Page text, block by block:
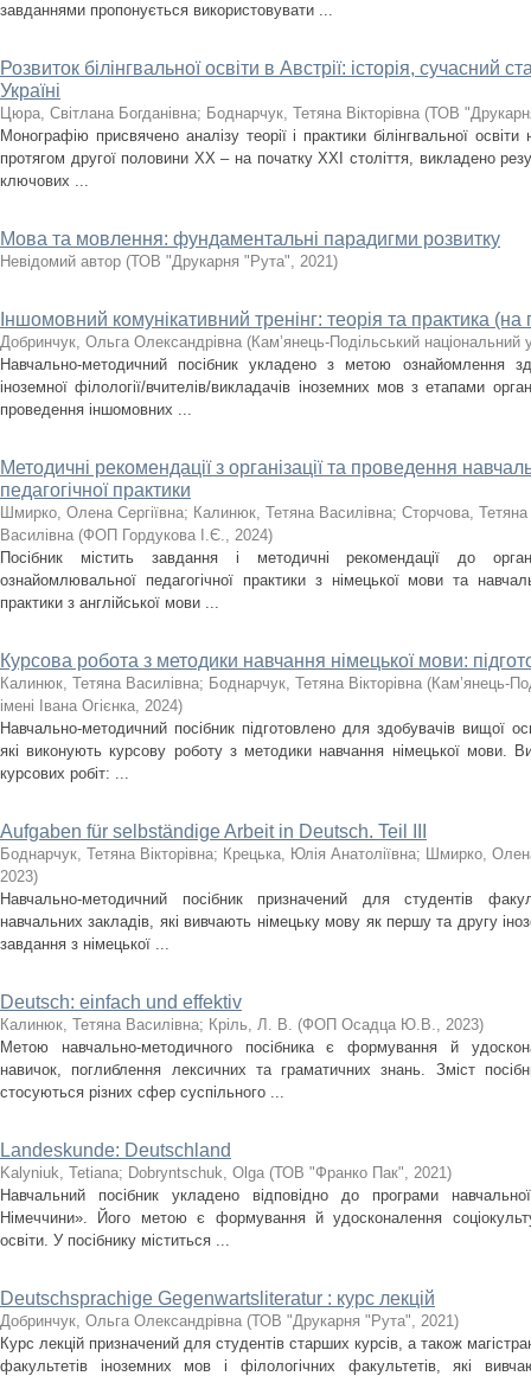
завданнями пропонується використовувати ...
Розвиток білінгвальної освіти в Австрії: історія, сучасний
Україні
Цюра, Світлана Богданівна; Боднарчук, Тетяна Вікторівна (ТОВ
Монографію присвячено аналізу теорії і практики білінгвальної
протягом другої половини ХХ – на початку ХХІ століття, викладено
ключових ...
Мова та мовлення: фундаментальні парадигми розвитку
Невідомий автор (ТОВ "Друкарня "Рута", 2021)
Іншомовний комунікативний тренінг: теорія та практика (на
Добринчук, Ольга Олександрівна (Кам’янець-Подільський національний
Навчально-методичний посібник укладено з метою ознайомлення
іноземної філології/вчителів/викладачів іноземних мов з етапами
проведення іншомовних ...
Методичні рекомендації з організації та проведення
педагогічної практики
Шмирко, Олена Сергіївна; Калинюк, Тетяна Василівна; Сторчова,
Василівна (ФОП Гордукова І.Є., 2024)
Посібник містить завдання і методичні рекомендації до
ознайомлювальної педагогічної практики з німецької мови та
практики з англійської мови ...
Курсова робота з методики навчання німецької мови:
Калинюк, Тетяна Василівна; Боднарчук, Тетяна Вікторівна (Кам’янець-
імені Івана Огієнка, 2024)
Навчально-методичний посібник підготовлено для здобувачів вищої
які виконують курсову роботу з методики навчання німецької мови.
курсових робіт: ...
Aufgaben für selbständige Arbeit in Deutsch. Teil III
Боднарчук, Тетяна Вікторівна; Крецька, Юлія Анатоліївна; Шмирко,
2023)
Навчально-методичний посібник призначений для студентів
навчальних закладів, які вивчають німецьку мову як першу та другу
завдання з німецької ...
Deutsch: einfach und effektiv
Калинюк, Тетяна Василівна; Кріль, Л. В. (ФОП Осадца Ю.В., 2023)
Метою навчально-методичного посібника є формування й
навичок, поглиблення лексичних та граматичних знань. Зміст
стосуються різних сфер суспільного ...
Landeskunde: Deutschland
Kalyniuk, Tetiana; Dobryntschuk, Olga (ТОВ "Франко Пак", 2021)
Навчальний посібник укладено відповідно до програми навчальної
Німеччини». Його метою є формування й удосконалення
освіти. У посібнику міститься ...
Deutschsprachige Gegenwartsliteratur : курс лекцій
Добринчук, Ольга Олександрівна (ТОВ "Друкарня "Рута", 2021)
Курс лекцій призначений для студентів старших курсів, а також
факультетів іноземних мов і філологічних факультетів, які